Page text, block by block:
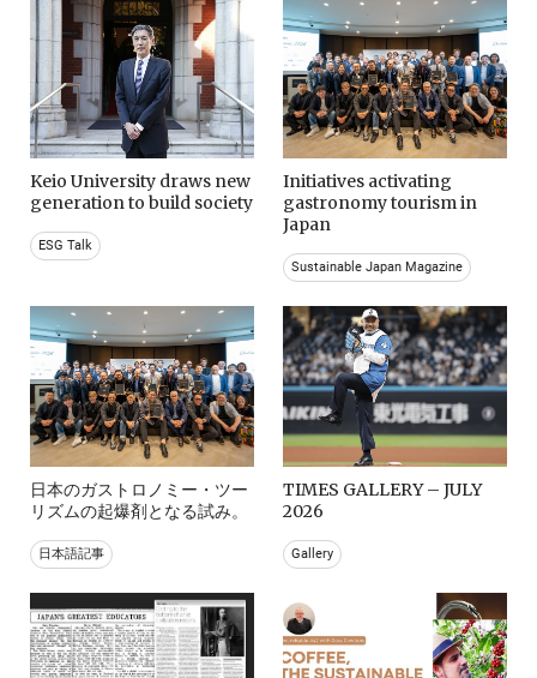
Keio University draws new
generation to build society
ESG Talk
Initiatives activating
gastronomy tourism in
Japan
Sustainable Japan Magazine
日本のガストロノミー・ツー
リズムの起爆剤となる試み。
日本語記事
TIMES GALLERY – JULY
2026
Gallery